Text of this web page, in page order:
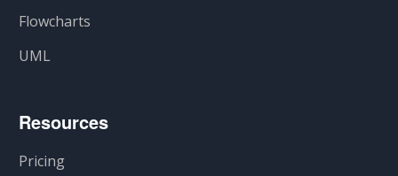
Flowcharts
UML
Resources
Pricing